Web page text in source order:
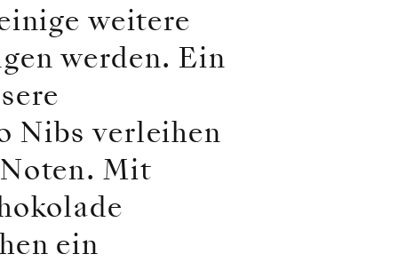
weitere
werden. Ein
Nibs verleihen
Mit
ein